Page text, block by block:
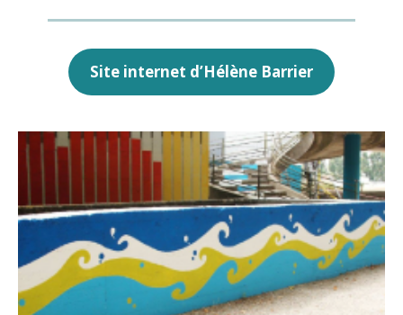
Site internet d’Hélène Barrier